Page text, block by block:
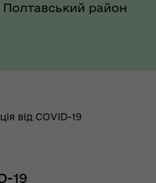
район
від COVID-19
19